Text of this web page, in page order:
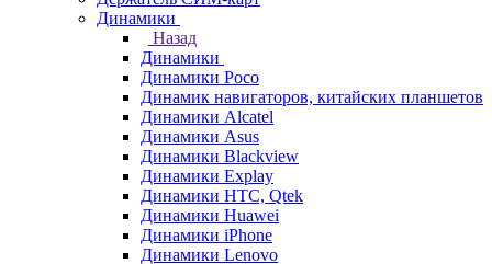
Динамики
Назад
Динамики
Динамики Poco
Динамик навигаторов, китайских планшетов
Динамики Alcatel
Динамики Asus
Динамики Blackview
Динамики Explay
Динамики HTC, Qtek
Динамики Huawei
Динамики iPhone
Динамики Lenovo